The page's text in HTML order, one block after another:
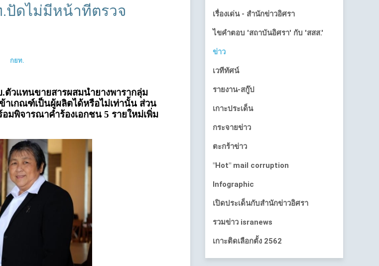
ปัดไม่มีหน้าที่ตรวจ
กยท.
.ตัวแทนขายสารผสมน้ำยางพารากลุ่ม
เกณฑ์เป็นผู้ผลิตได้หรือไม่เท่านั้น ส่วน
มพิจารณาคำร้องเอกชน 5 รายใหม่เพิ่ม
เรื่องเด่น - สำนักข่าวอิศรา
ไขคำตอบ 'สถาบันอิศรา' กับ 'สสส.'
ข่าว
เวทีทัศน์
รายงาน-สกู๊ป
เกาะประเด็น
กระจายข่าว
ตะกร้าข่าว
"Hot" mail corruption
Infographic
เปิดประเด็นกับสำนักข่าวอิศรา
รวมข่าว isranews
เกาะติดเลือกตั้ง 2562